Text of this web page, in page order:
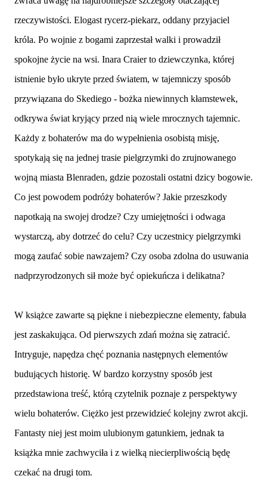
rzeczywistości. Elogast rycerz-piekarz, oddany przyjaciel
króla. Po wojnie z bogami zaprzestał walki i prowadził
spokojne życie na wsi. Inara Craier to dziewczynka, której
istnienie było ukryte przed światem, w tajemniczy sposób
przywiązana do Skediego - bożka niewinnych kłamstewek,
odkrywa świat kryjący przed nią wiele mrocznych tajemnic.
Każdy z bohaterów ma do wypełnienia osobistą misję,
spotykają się na jednej trasie pielgrzymki do zrujnowanego
wojną miasta Blenraden, gdzie pozostali ostatni dzicy bogowie.
Co jest powodem podróży bohaterów? Jakie przeszkody
napotkają na swojej drodze? Czy umiejętności i odwaga
wystarczą, aby dotrzeć do celu? Czy uczestnicy pielgrzymki
mogą zaufać sobie nawzajem? Czy osoba zdolna do usuwania
nadprzyrodzonych sił może być opiekuńcza i delikatna?
W książce zawarte są piękne i niebezpieczne elementy, fabuła
jest zaskakująca. Od pierwszych zdań można się zatracić.
Intryguje, napędza chęć poznania następnych elementów
budujących historię. W bardzo korzystny sposób jest
przedstawiona treść, którą czytelnik poznaje z perspektywy
wielu bohaterów. Ciężko jest przewidzieć kolejny zwrot akcji.
Fantasty niej jest moim ulubionym gatunkiem, jednak ta
książka mnie zachwyciła i z wielką niecierpliwością będę
czekać na drugi tom.